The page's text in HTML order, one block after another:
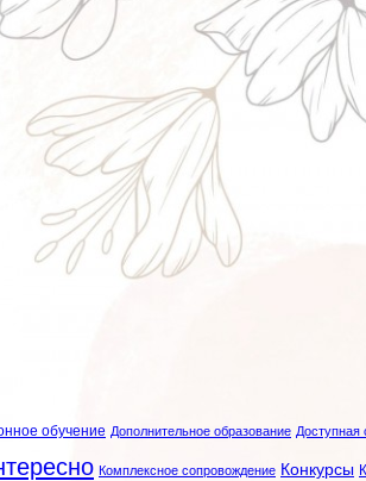
обучение Дополнительное образование Доступная
Комплексное сопровождение Конкурсы